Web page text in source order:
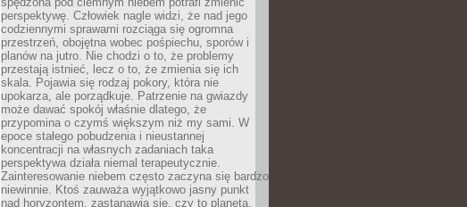
perspektywę. Człowiek nagle widzi, że nad jego
codziennymi sprawami rozciąga się ogromna
przestrzeń, obojętna wobec pośpiechu, sporów i
planów na jutro. Nie chodzi o to, że problemy
przestają istnieć, lecz o to, że zmienia się ich
skala. Pojawia się rodzaj pokory, która nie
upokarza, ale porządkuje. Patrzenie na gwiazdy
może dawać spokój właśnie dlatego, że
przypomina o czymś większym niż my sami. W
epoce stałego pobudzenia i nieustannej
koncentracji na własnych zadaniach taka
perspektywa działa niemal terapeutycznie.
Zainteresowanie niebem często zaczyna się bardzo
niewinnie. Ktoś zauważa wyjątkowo jasny punkt
nad horyzontem, zastanawia się, czy to planeta,